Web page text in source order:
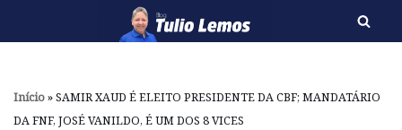
o
conteúdo
Início»SAMIR XAUD É ELEITO PRESIDENTE DA CBF; MANDATÁRIO
DA FNF, JOSÉ VANILDO, É UM DOS 8 VICES